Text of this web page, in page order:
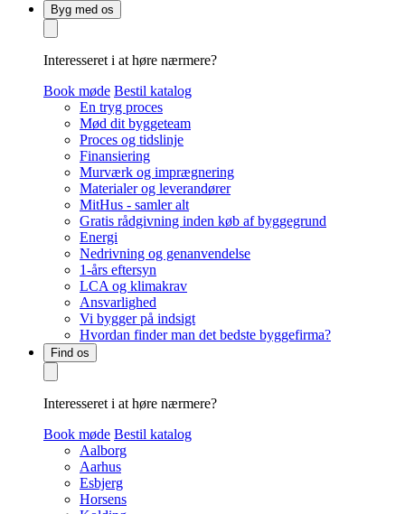
Byg med os
Interesseret i at høre nærmere?
Book møde Bestil katalog
En tryg proces
Mød dit byggeteam
Proces og tidslinje
Finansiering
Murværk og imprægnering
Materialer og leverandører
MitHus - samler alt
Gratis rådgivning inden køb af byggegrund
Energi
Nedrivning og genanvendelse
1-års eftersyn
LCA og klimakrav
Ansvarlighed
Vi bygger på indsigt
Hvordan finder man det bedste byggefirma?
Find os
Interesseret i at høre nærmere?
Book møde Bestil katalog
Aalborg
Aarhus
Esbjerg
Horsens